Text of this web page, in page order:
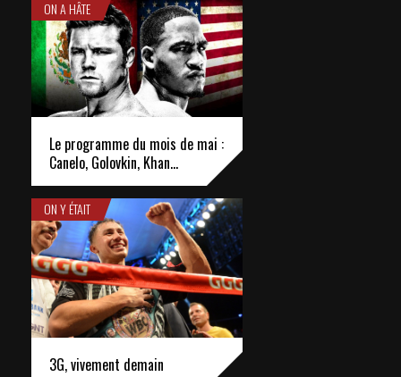
ON A HÂTE
Le programme du mois de mai :
Canelo, Golovkin, Khan…
ON Y ÉTAIT
3G, vivement demain